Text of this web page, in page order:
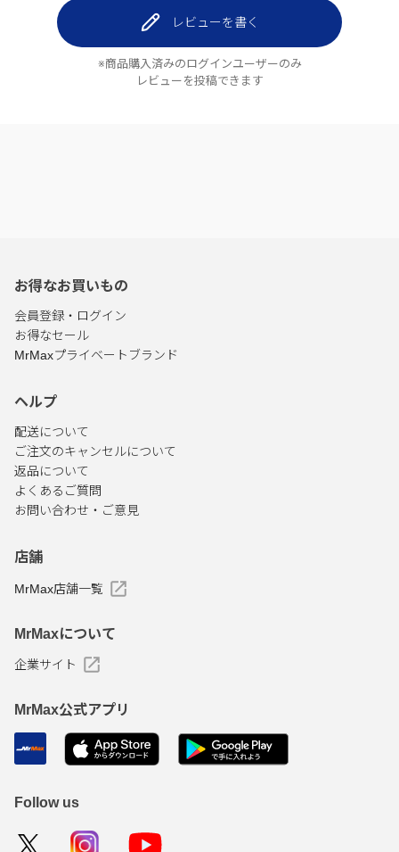
レビューを書く
※商品購入済みのログインユーザーのみ
レビューを投稿できます
お得なお買いもの
会員登録・ログイン
お得なセール
MrMaxプライベートブランド
ヘルプ
配送について
ご注文のキャンセルについて
返品について
よくあるご質問
お問い合わせ・ご意見
店舗
MrMax店舗一覧
MrMaxについて
企業サイト
MrMax公式アプリ
Follow us